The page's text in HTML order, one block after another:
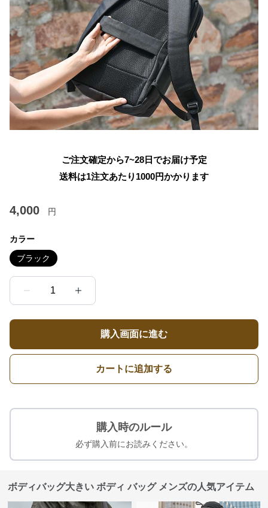
ご注文確定から7~28日でお届け予定
送料は1注文あたり 1000円かかります
4,000 円
カラー
ブラック
1
購入画面に進む
カートに追加する
購入時のルール
必ず購入前にお読みください。
ボディバッグ大きい ボディ バッグ メンズの人気アイテム